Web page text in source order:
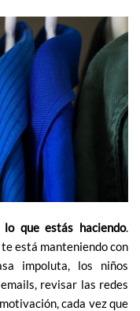
que estás haciendo.
está manteniendo con
impoluta, los niños
revisar las redes
cada vez que